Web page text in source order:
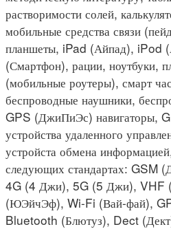
растворимости солей,
мобильные средства связи
планшеты, iPad (Айпад), iPod
(Смартфон), рации, ноутбуки,
(мобильные роутеры), смарт
беспроводные наушники,
GPS (ДжиПиЭс) навигаторы,
устройства удаленного
устройста обмена
следующих стандартах:
4G (4 Джи), 5G (5 Джи), VHF
(ЮЭйчЭф), Wi-Fi (Вай-фай),
Bluetooth (Блютуз), Dect